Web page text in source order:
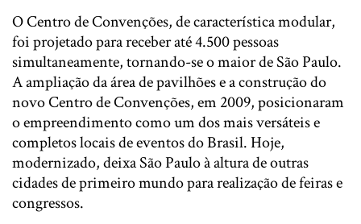
O Centro de Convenções, de característica modular,
foi projetado para receber até 4.500 pessoas
simultaneamente, tornando-se o maior de São Paulo.
A ampliação da área de pavilhões e a construção do
novo Centro de Convenções, em 2009, posicionaram
o empreendimento como um dos mais versáteis e
completos locais de eventos do Brasil. Hoje,
modernizado, deixa São Paulo à altura de outras
cidades de primeiro mundo para realização de feiras e
congressos.